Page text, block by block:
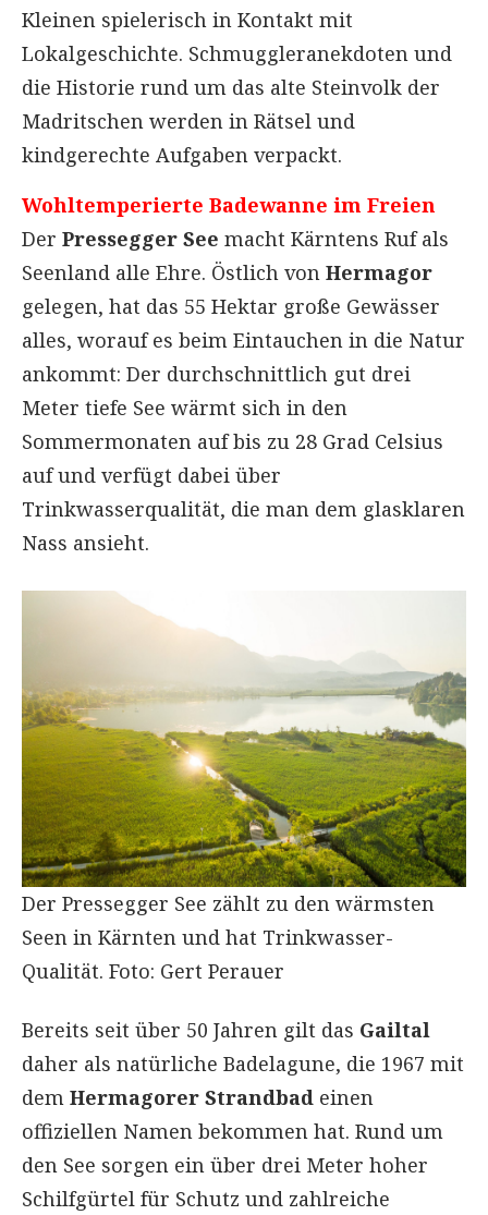
Kleinen spielerisch in Kontakt mit
Lokalgeschichte. Schmuggleranekdoten und
die Historie rund um das alte Steinvolk der
Madritschen werden in Rätsel und
kindgerechte Aufgaben verpackt.
Wohltemperierte Badewanne im Freien
Der Pressegger See macht Kärntens Ruf als
Seenland alle Ehre. Östlich von Hermagor
gelegen, hat das 55 Hektar große Gewässer
alles, worauf es beim Eintauchen in die Natur
ankommt: Der durchschnittlich gut drei
Meter tiefe See wärmt sich in den
Sommermonaten auf bis zu 28 Grad Celsius
auf und verfügt dabei über
Trinkwasserqualität, die man dem glasklaren
Nass ansieht.
Der Pressegger See zählt zu den wärmsten
Seen in Kärnten und hat Trinkwasser-
Qualität. Foto: Gert Perauer
Bereits seit über 50 Jahren gilt das Gailtal
daher als natürliche Badelagune, die 1967 mit
dem Hermagorer Strandbad einen
offiziellen Namen bekommen hat. Rund um
den See sorgen ein über drei Meter hoher
Schilfgürtel für Schutz und zahlreiche